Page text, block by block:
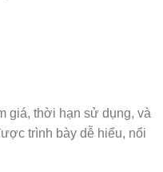
giá, thời hạn sử dụng, và
trình bày dễ hiểu, nổi